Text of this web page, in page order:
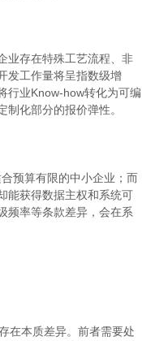
业存在特殊工艺流程、非
发工作量将呈指数级增
行业Know-how转化为可编
化部分的报价弹性。
预算有限的中小企业；而
能获得数据主权和系统可
频率等条款差异，会在系
在本质差异。前者需要处